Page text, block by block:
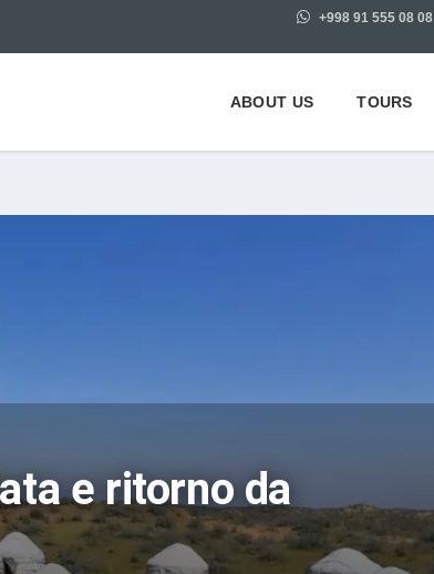
+998 91 555 08 08
ABOUT US TOURS
e ritorno da